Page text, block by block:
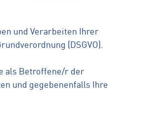
und Verarbeiten Ihrer
(DSGVO).
als Betroffene/r der
und gegebenenfalls Ihre